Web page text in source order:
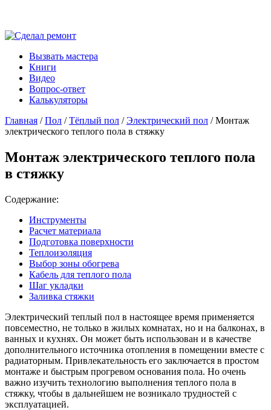
Вызвать мастера
Книги
Видео
Вопрос-ответ
Калькуляторы
Главная /Пол /Тёплый пол /Электрический пол / Монтаж
электрического теплого пола в стяжку
Монтаж электрического теплого пола
в стяжку
Содержание:
Инструменты
Расчет материала
Подготовка поверхности
Теплоизоляция
Выбор зоны обогрева
Кабель для теплого пола
Шаг укладки
Заливка стяжки
Электрический теплый пол в настоящее время применяется
повсеместно, не только в жилых комнатах, но и на балконах, в
ванных и кухнях. Он может быть использован и в качестве
дополнительного источника отопления в помещении вместе с
радиаторным. Привлекательность его заключается в простом
монтаже и быстрым прогревом основания пола. Но очень
важно изучить технологию выполнения теплого пола в
стяжку, чтобы в дальнейшем не возникало трудностей с
эксплуатацией.